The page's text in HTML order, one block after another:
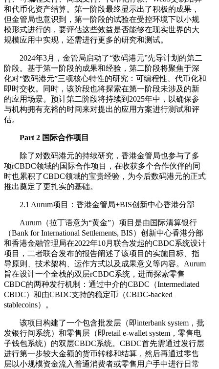
和代币化资产结算。第一阶段最终显示出了积极的成果，
但金管局也意识到，第一阶段的试验在受控环境下以小规
模形式进行的，要评估这些效益是否能够在现实世界的大
规模应用中实现，还需进行更多的研究和测试。
2024年3月，金管局启动了“数码港元”先导计划的第二
阶段。基于第一阶段的成果和经验，第二阶段将聚焦于深
化对“数码港元”三项核心特性的研究：可编程性、代币化和
即时交收。同时，该阶段也将探索在第一阶段未涉及的新
的应用场景。预计第二阶段将持续到2025年中，以确保参
与机构拥有充裕的时间来对提出的应用方案进行测试和评
估。
Part 2 国际合作项目
除了对数码港元的持续研究，香港金管局也参与了多
项rCBDC领域的国际合作项目，在收获多个合作伙伴的同
时也累积了CBDC领域的宝贵经验，为今后数码港元的正式
推出奠定了更扎实的基础。
2.1 Aurum项目：香港金管局+BIS创新中心香港分部
Aurum（拉丁语意为“黄金”）项目是由国际清算银行
（Bank for International Settlements, BIS）创新中心香港分部
和香港金融管理局在2022年10月联合发起的CBDC系统设计
项目，二者联合发布的报告阐述了该项目的实施目标、指
导原则、技术架构、运作方式以及成果意义等内容。Aurum
旨在设计一个全栈的双层rCBDC系统，进而探索零售
CBDC的两种发行机制：通过中介的CBDC（Intermediated
CBDC）和由CBDC支持的稳定币（CBDC-backed
stablecoins）。
该项目构建了一个包含批发层（即interbank system，批
发银行间系统）和零售层（即retail e-wallet system，零售电
子钱包系统）的双层CBDC系统。CBDC首先需通过发行层
进行第一步较大金额的货币转移和结算，然后再通过零售
层以小规模资金流入普通消费者或零售用户手中进行日常